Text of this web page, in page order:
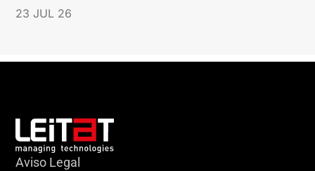
23 JUL 26
Aviso Legal